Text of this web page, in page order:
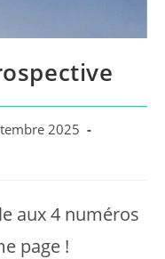
2025
aux 4 numéros
page !